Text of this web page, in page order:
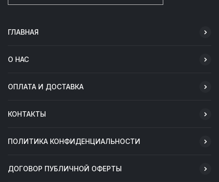
ГЛАВНАЯ
О НАС
ОПЛАТА И ДОСТАВКА
КОНТАКТЫ
ПОЛИТИКА КОНФИДЕНЦИАЛЬНОСТИ
ДОГОВОР ПУБЛИЧНОЙ ОФЕРТЫ